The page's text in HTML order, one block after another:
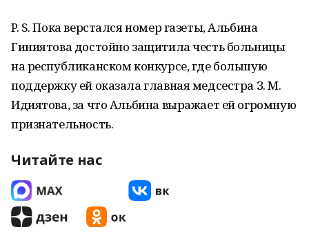
P. S. Пока верстался номер газеты, Альбина
Гиниятова достойно защитила честь больницы
на республиканском конкурсе, где большую
поддержку ей оказала главная медсестра З. М.
Идиятова, за что Альбина выражает ей огромную
признательность.
Читайте нас